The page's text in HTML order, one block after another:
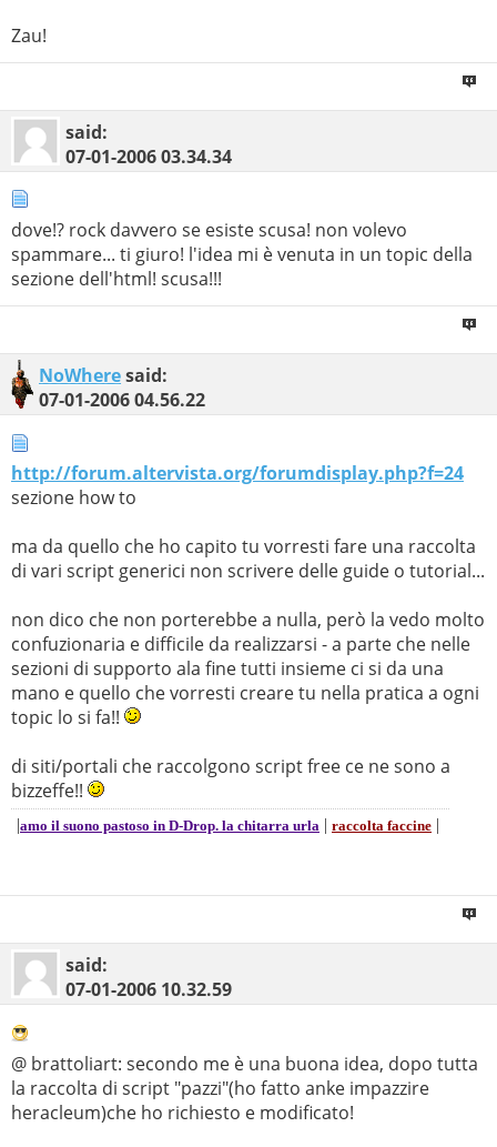
Zau!
said:
07-01-200603.34.34
dove!? rock davvero se esiste scusa! non volevo
spammare... ti giuro! l'idea mi è venuta in un topic della
sezione dell'html! scusa!!!
NoWheresaid:
07-01-200604.56.22
http://forum.altervista.org/forumdisplay.php?f=24
sezione how to
ma da quello che ho capito tu vorresti fare una raccolta
di vari script generici non scrivere delle guide o tutorial...
non dico che non porterebbe a nulla, però la vedo molto
confuzionaria e difficile da realizzarsi - a parte che nelle
sezioni di supporto ala fine tutti insieme ci si da una
mano e quello che vorresti creare tu nella pratica a ogni
topic lo si fa!!
di siti/portali che raccolgono script free ce ne sono a
bizzeffe!!
|amo il suono pastoso in D-Drop. la chitarra urla | raccolta faccine |
said:
07-01-2006 10.32.59
@ brattoliart: secondo me è una buona idea, dopo tutta
la raccolta di script "pazzi"(ho fatto anke impazzire
heracleum)che ho richiesto e modificato!